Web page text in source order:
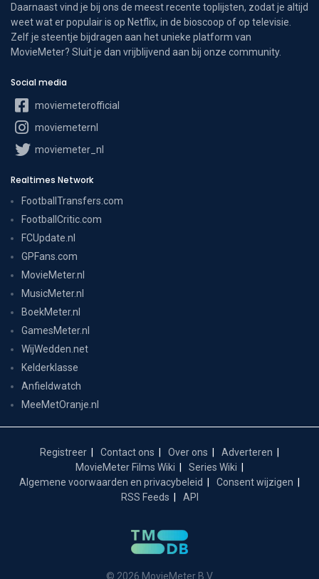
Daarnaast vind je bij ons de meest recente toplijsten, zodat je altijd
weet wat er populair is op Netflix, in de bioscoop of op televisie.
Zelf je steentje bijdragen aan het unieke platform van
MovieMeter? Sluit je dan vrijblijvend aan bij onze community.
Social media
moviemeterofficial
moviemeternl
moviemeter_nl
Realtimes Network
FootballTransfers.com
FootballCritic.com
FCUpdate.nl
GPFans.com
MovieMeter.nl
MusicMeter.nl
BoekMeter.nl
GamesMeter.nl
WijWedden.net
Kelderklasse
Anfieldwatch
MeeMetOranje.nl
Registreer Contact ons Over ons
Adverteren
MovieMeter Films Wiki
Series Wiki
Algemene voorwaarden en privacybeleid
Consent wijzigen
RSS Feeds
API
© 2026 MovieMeter B.V.